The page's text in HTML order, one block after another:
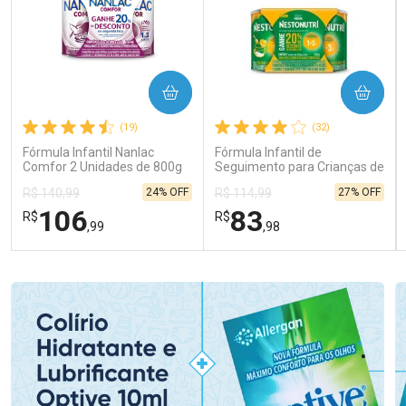
(19)
Fórmula Infantil Nanlac
Comfor 2 Unidades de 800g
R$ 140,99
R$106,99
24% OFF
COMPRAR
(32)
Fórmula Infantil de
Seguimento para Crianças de
Primeira Infância Nestonutri
2 Unidades de 800g cada
R$ 114,99
R$83,98
27% OFF
COMPRAR
Laboratório
Por Menos